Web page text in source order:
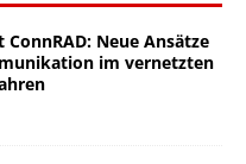
Neue Ansätze
im vernetzten